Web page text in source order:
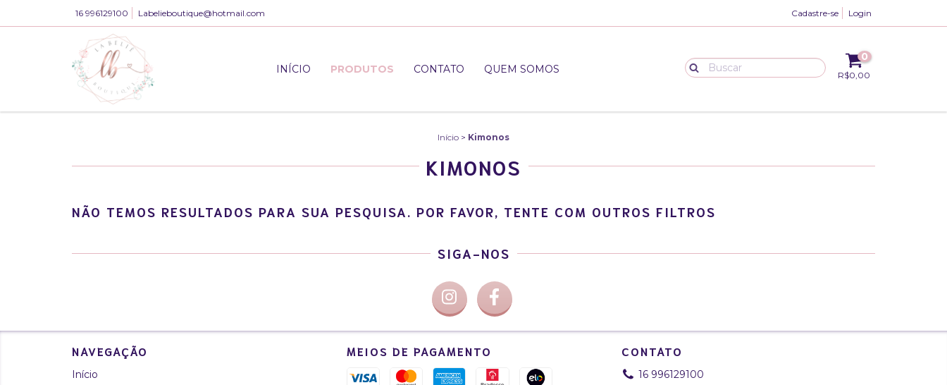
16 996129100 Labelieboutique@hotmail.com Cadastre-se Login
INÍCIO PRODUTOS CONTATO QUEM SOMOS
0
R$0,00
Início > Kimonos
KIMONOS
NÃO TEMOS RESULTADOS PARA SUA PESQUISA. POR FAVOR, TENTE COM OUTROS FILTROS
SIGA-NOS
NAVEGAÇÃO
Início
MEIOS DE PAGAMENTO CONTATO
16 996129100